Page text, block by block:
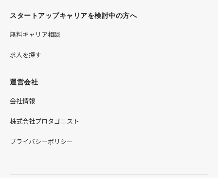
スタートアップキャリアを検討中の方へ
無料キャリア相談
求人を探す
運営会社
会社情報
株式会社プロタゴニスト
プライバシーポリシー